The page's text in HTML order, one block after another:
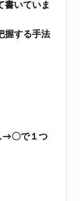
書いていま
握する手法
〇で１つ